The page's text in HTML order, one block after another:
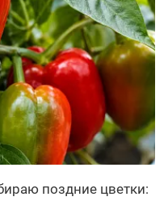
поздние цветки: